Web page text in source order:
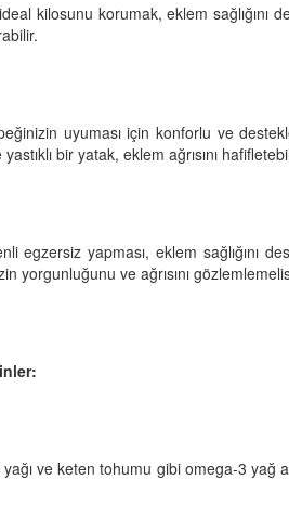
kilosunu korumak, eklem
uyuması için konforlu ve
bir yatak, eklem ağrısını
egzersiz yapması, eklem sağlığını
yorgunluğunu ve ağrısını
ve keten tohumu gibi omega-3 yağ